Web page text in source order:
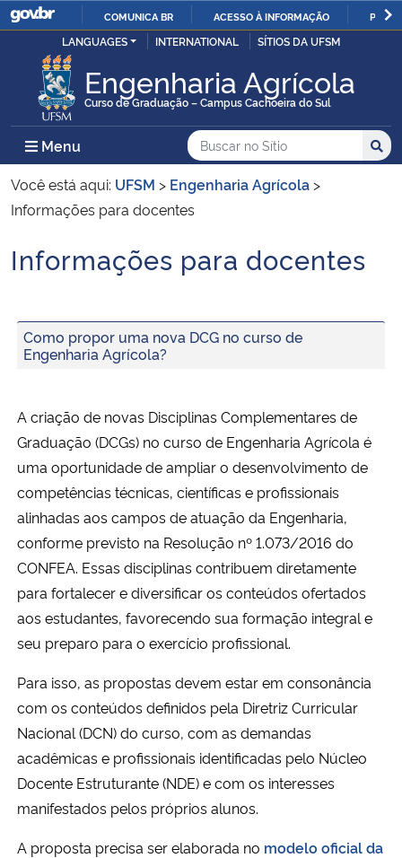
IR
O
COMUNICA BR ACESSO À INFORMAÇÃO
Ministério da Justiça e Segurança Pública
Ministério da Defesa
Ministério das Relações Exteriores
Ministério da Infraestrutura
Ministério da Agricultura, Pecuária e Abastecimento
Ministério da Cidadania
Ministério da Saúde
Ministério de Minas e Energia
Ministério da Ciência, Tecnologia, Inovações e Comunicações
Ministério do Meio Ambiente
Ministério do Turismo
Ministério do Desenvolvimento Regional
Controladoria-Geral da União
Secretaria-Geral
LANGUAGES INTERNATIONAL SÍTIOS DA UFSM
Engenharia Agrícola
Curso de Graduação – Campus Cachoeira do Sul
Menu Menu Principal do Sítio
Busca
Buscar no no Sítio
Busca:
Você está aqui: UFSM > Engenharia Agrícola >
Informações para docentes
Início do conteúdo
Informações para docentes
Como propor uma nova DCG no curso de
Engenharia Agrícola?
A criação de novas Disciplinas Complementares de
Graduação (DCGs) no curso de Engenharia Agrícola é
uma oportunidade de ampliar o desenvolvimento de
competências técnicas, científicas e profissionais
alinhadas aos campos de atuação da Engenharia,
conforme previsto na Resolução nº 1.073/2016 do
CONFEA. Essas disciplinas contribuem diretamente
para fortalecer e diversificar os conteúdos ofertados
aos estudantes, favorecendo sua formação integral e
seu preparo para o exercício profissional.
Para isso, as propostas devem estar em consonância
com os conteúdos definidos pela Diretriz Curricular
Nacional (DCN) do curso, com as demandas
acadêmicas e profissionais identificadas pelo Núcleo
Docente Estruturante (NDE) e com os interesses
manifestados pelos próprios alunos.
A proposta precisa ser elaborada no modelo oficial da